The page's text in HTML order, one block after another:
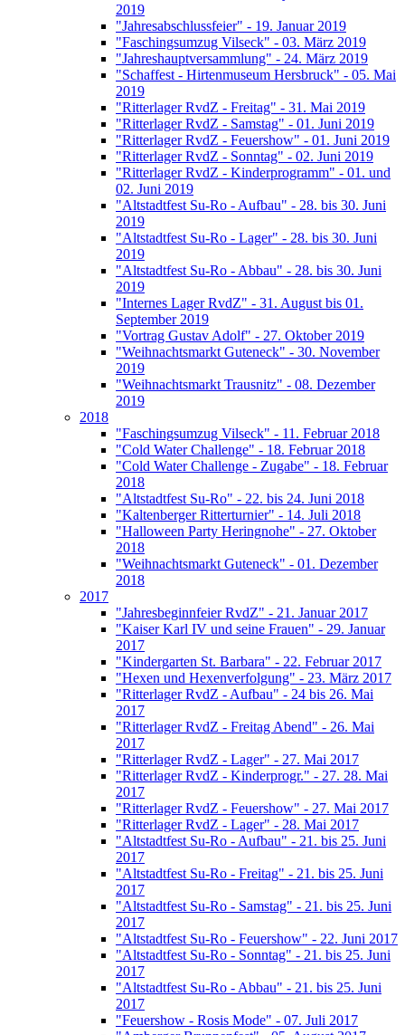
2019
"Jahresabschlussfeier" - 19. Januar 2019
"Faschingsumzug Vilseck" - 03. März 2019
"Jahreshauptversammlung" - 24. März 2019
"Schaffest - Hirtenmuseum Hersbruck" - 05. Mai
2019
"Ritterlager RvdZ - Freitag" - 31. Mai 2019
"Ritterlager RvdZ - Samstag" - 01. Juni 2019
"Ritterlager RvdZ - Feuershow" - 01. Juni 2019
"Ritterlager RvdZ - Sonntag" - 02. Juni 2019
"Ritterlager RvdZ - Kinderprogramm" - 01. und
02. Juni 2019
"Altstadtfest Su-Ro - Aufbau" - 28. bis 30. Juni
2019
"Altstadtfest Su-Ro - Lager" - 28. bis 30. Juni
2019
"Altstadtfest Su-Ro - Abbau" - 28. bis 30. Juni
2019
"Internes Lager RvdZ" - 31. August bis 01.
September 2019
"Vortrag Gustav Adolf" - 27. Oktober 2019
"Weihnachtsmarkt Guteneck" - 30. November
2019
"Weihnachtsmarkt Trausnitz" - 08. Dezember
2019
2018
"Faschingsumzug Vilseck" - 11. Februar 2018
"Cold Water Challenge" - 18. Februar 2018
"Cold Water Challenge - Zugabe" - 18. Februar
2018
"Altstadtfest Su-Ro" - 22. bis 24. Juni 2018
"Kaltenberger Ritterturnier" - 14. Juli 2018
"Halloween Party Heringnohe" - 27. Oktober
2018
"Weihnachtsmarkt Guteneck" - 01. Dezember
2018
2017
"Jahresbeginnfeier RvdZ" - 21. Januar 2017
"Kaiser Karl IV und seine Frauen" - 29. Januar
2017
"Kindergarten St. Barbara" - 22. Februar 2017
"Hexen und Hexenverfolgung" - 23. März 2017
"Ritterlager RvdZ - Aufbau" - 24 bis 26. Mai
2017
"Ritterlager RvdZ - Freitag Abend" - 26. Mai
2017
"Ritterlager RvdZ - Lager" - 27. Mai 2017
"Ritterlager RvdZ - Kinderprogr." - 27. 28. Mai
2017
"Ritterlager RvdZ - Feuershow" - 27. Mai 2017
"Ritterlager RvdZ - Lager" - 28. Mai 2017
"Altstadtfest Su-Ro - Aufbau" - 21. bis 25. Juni
2017
"Altstadtfest Su-Ro - Freitag" - 21. bis 25. Juni
2017
"Altstadtfest Su-Ro - Samstag" - 21. bis 25. Juni
2017
"Altstadtfest Su-Ro - Feuershow" - 22. Juni 2017
"Altstadtfest Su-Ro - Sonntag" - 21. bis 25. Juni
2017
"Altstadtfest Su-Ro - Abbau" - 21. bis 25. Juni
2017
"Feuershow - Rosis Mode" - 07. Juli 2017